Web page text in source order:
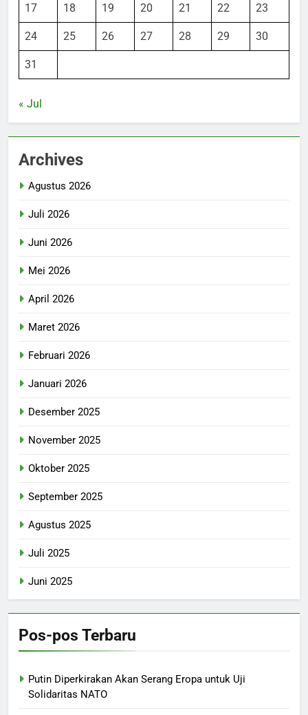
17 18 19 20 21 22 23
24 25 26 27 28 29 30
31
« Jul
Archives
Agustus 2026
Juli 2026
Juni 2026
Mei 2026
April 2026
Maret 2026
Februari 2026
Januari 2026
Desember 2025
November 2025
Oktober 2025
September 2025
Agustus 2025
Juli 2025
Juni 2025
Pos-pos Terbaru
Putin Diperkirakan Akan Serang Eropa untuk Uji
Solidaritas NATO